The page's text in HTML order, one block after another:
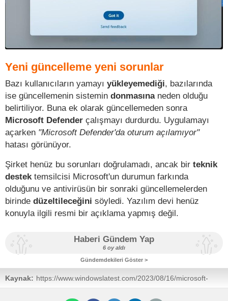
Yeni güncelleme yeni sorunlar
Bazı kullanıcıların yamayı yükleyemediği, bazılarında
ise güncellemenin sistemin donmasınaneden olduğu
belirtiliyor. Buna ek olarak güncellemeden sonra
Microsoft Defender çalışmayı durdurdu. Uygulamayı
açarken "Microsoft Defender'da oturum açılamıyor"
hatası görünüyor.
Şirket henüz bu sorunları doğrulamadı, ancak bir teknik
destek temsilcisi Microsoft'un durumun farkında
olduğunu ve antivirüsün bir sonraki güncellemelerden
birinde düzeltileceğini söyledi. Yazılım devi henüz
konuyla ilgili resmi bir açıklama yapmış değil.
Haberi Gündem Yap
6 oy aldı
Gündemdekileri Göster >
Kaynak: https://www.windowslatest.com/2023/08/16/microsoft-
defender-crashes-on-windows-11-with-login-error/